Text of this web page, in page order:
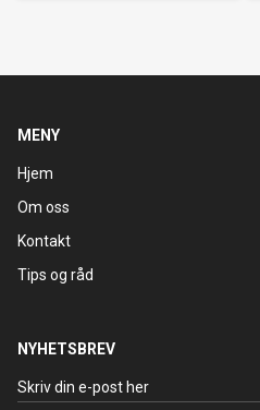
MENY
Hjem
Om oss
Kontakt
Tips og råd
NYHETSBREV